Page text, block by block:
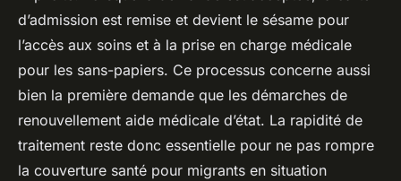
d’admission est remise et devient le sésame pour
l’accès aux soins et à la prise en charge médicale
pour les sans-papiers. Ce processus concerne aussi
bien la première demande que les démarches de
renouvellement aide médicale d’état. La rapidité de
traitement reste donc essentielle pour ne pas rompre
la couverture santé pour migrants en situation